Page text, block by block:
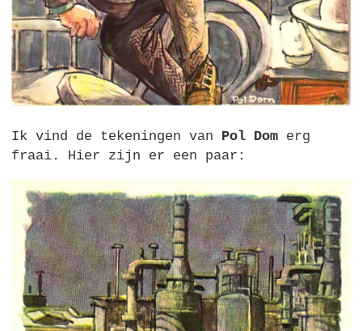
Ik vind de tekeningen van Pol Dom erg
fraai. Hier zijn er een paar: